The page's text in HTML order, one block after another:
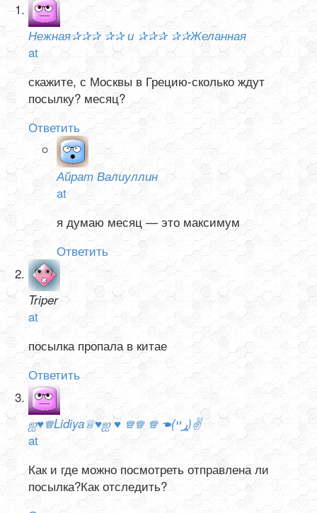
Нежная✰✰✰ ✰✰ и ✰✰✰ ✰✰Желанная
at
скажите, с Москвы в Грецию-сколько ждут
посылку? месяц?
Ответить
Айрат Валиуллин
at
я думаю месяц — это максимум
Ответить
Triper
at
посылка пропала в китае
Ответить
ஐ♥♕Lidiya♕♥ஐ ♥ ♕♕ ♕ ☚(ړײ)✌
at
Как и где можно посмотреть отправлена ли
посылка?Как отследить?